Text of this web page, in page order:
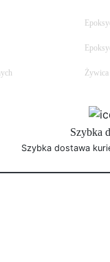
Szybka
Szybka dostawa